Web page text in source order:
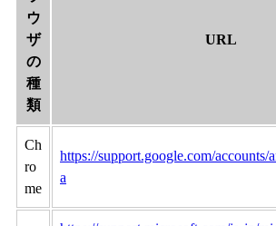
ウ
ザ
の
種
類
URL
Ch
ro
me
https://support.google.com/accounts/
a